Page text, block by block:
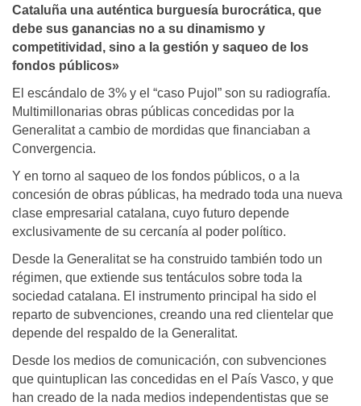
Cataluña una auténtica burguesía burocrática, que
debe sus ganancias no a su dinamismo y
competitividad, sino a la gestión y saqueo de los
fondos públicos»
El escándalo de 3% y el “caso Pujol” son su radiografía.
Multimillonarias obras públicas concedidas por la
Generalitat a cambio de mordidas que financiaban a
Convergencia.
Y en torno al saqueo de los fondos públicos, o a la
concesión de obras públicas, ha medrado toda una nueva
clase empresarial catalana, cuyo futuro depende
exclusivamente de su cercanía al poder político.
Desde la Generalitat se ha construido también todo un
régimen, que extiende sus tentáculos sobre toda la
sociedad catalana. El instrumento principal ha sido el
reparto de subvenciones, creando una red clientelar que
depende del respaldo de la Generalitat.
Desde los medios de comunicación, con subvenciones
que quintuplican las concedidas en el País Vasco, y que
han creado de la nada medios independentistas que se